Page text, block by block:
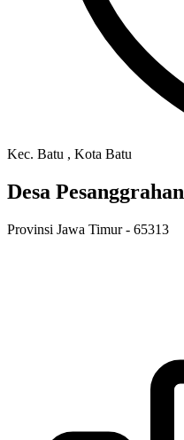
Kec. Batu , Kota Batu
Desa Pesanggrahan
Provinsi Jawa Timur - 65313